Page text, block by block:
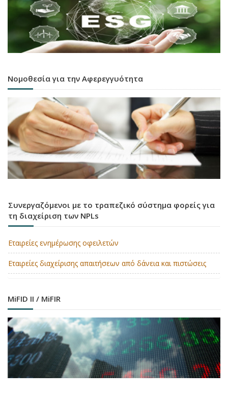
Νομοθεσία για την Αφερεγγυότητα
Συνεργαζόμενοι με το τραπεζικό σύστημα φορείς για
τη διαχείριση των NPLs
Εταιρείες ενημέρωσης οφειλετών
Εταιρείες διαχείρισης απαιτήσεων από δάνεια και πιστώσεις
MiFID II / MiFIR